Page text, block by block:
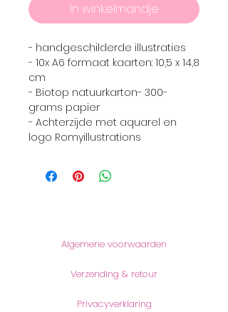
In winkelmandje
- handgeschilderde illustraties
- 10x A6 formaat kaarten: 10,5 x 14,8
cm
- Biotop natuurkarton- 300-
grams papier
- Achterzijde met aquarel en
logo Romyillustrations
Algemene voorwaarden
Verzending & retour
Privacyverklaring